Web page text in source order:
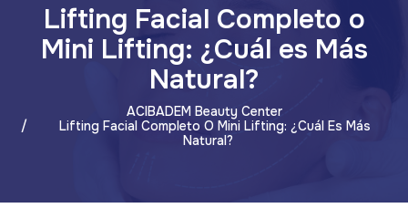
Lifting Facial Completo o
Mini Lifting: ¿Cuál es Más
Natural?
ACIBADEM Beauty Center
Lifting Facial Completo O Mini Lifting: ¿Cuál Es Más
Natural?